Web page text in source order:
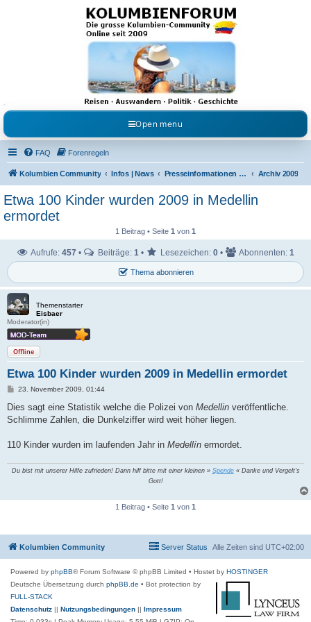
Kolumbienforum - Das
grosse Forum der
Freunde Kolumbiens
Reisen, Auswandern, Kultur, Politik, Geschichte und Visum in Kolumbien und Venezuela.
Austausch, Erfahrungen und Gemeinschaft im Kolumbienforum
Open menu
FAQ Forenregeln
Kolumbien Community Infos | News Presseinformationen & Neuigkeiten Archiv 2009
Etwa 100 Kinder wurden 2009 in Medellin
ermordet
1 Beitrag • Seite 1 von 1
Thema abonnieren
Aufrufe: 457 • Beiträge: 1 • Lesezeichen: 0 • Abonnenten: 1
Themenstarter
Eisbaer
Moderator(in)
Offline
Etwa 100 Kinder wurden 2009 in Medellin ermordet
B
i
r
23. November 2009, 01:44
Dies sagt eine Statistik welche die Polizei von Medellin veröffentliche.
Schlimme Zahlen, die Dunkelziffer wird weit höher liegen.
110 Kinder wurden im laufenden Jahr in Medellín ermordet.
Du bist mit unserer Hilfe zufrieden! Dann hilf bitte mit einer kleinen » Spende« Danke und Vergelt's
Gott!
1 Beitrag • Seite 1 von 1
Kolumbien Community Alle Zeiten sind UTC+02:00
Server Status
Powered by phpBB® Forum Software © phpBB Limited • Hostet by HOSTINGER
Deutsche Übersetzung durch phpBB.de • Bot protection by
FULL-STACK
Datenschutz || Nutzungsbedingungen || Impressum